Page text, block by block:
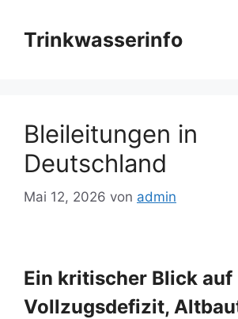
Inhalt
springen
Trinkwasserinfo
Bleileitungen in
Deutschland
Mai 12, 2026 von admin
Ein kritischer Blick auf
Vollzugsdefizit,